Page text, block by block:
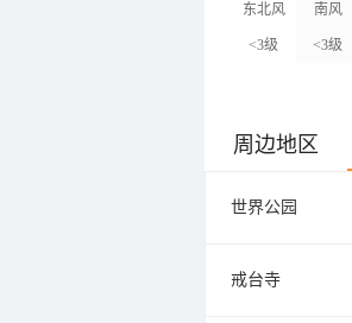
东北风
<3级
南风
<3级
周边地区
世界公园
戒台寺